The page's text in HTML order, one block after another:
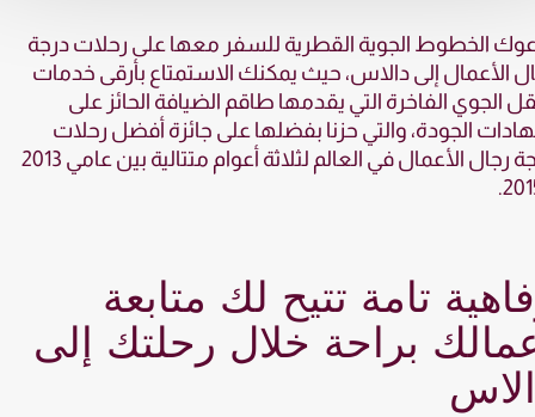
الخطوط الجوية القطرية للسفر معها على رحلات درجة
الأعمال إلى دالاس، حيث يمكنك الاستمتاع بأرقى خدمات
الجوي الفاخرة التي يقدمها طاقم الضيافة الحائز على
الجودة، والتي حزنا بفضلها على جائزة أفضل رحلات
درجة رجال الأعمال في العالم لثلاثة أعوام متتالية بين عامي 2013
تامة تتيح لك متابعة
براحة خلال رحلتك إلى